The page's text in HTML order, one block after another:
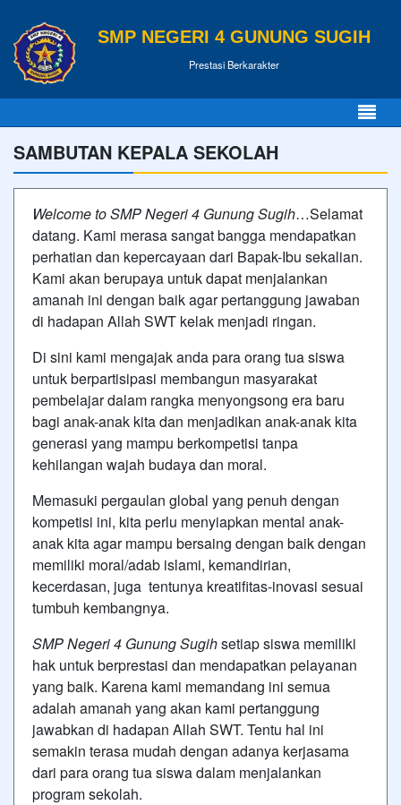
SMP NEGERI 4 GUNUNG SUGIH
Prestasi Berkarakter
SAMBUTAN KEPALA SEKOLAH
Welcome to SMP Negeri 4 Gunung Sugih…Selamat
datang. Kami merasa sangat bangga mendapatkan
perhatian dan kepercayaan dari Bapak-Ibu sekalian.
Kami akan berupaya untuk dapat menjalankan
amanah ini dengan baik agar pertanggung jawaban
di hadapan Allah SWT kelak menjadi ringan.
Di sini kami mengajak anda para orang tua siswa
untuk berpartisipasi membangun masyarakat
pembelajar dalam rangka menyongsong era baru
bagi anak-anak kita dan menjadikan anak-anak kita
generasi yang mampu berkompetisi tanpa
kehilangan wajah budaya dan moral.
Memasuki pergaulan global yang penuh dengan
kompetisi ini, kita perlu menyiapkan mental anak-
anak kita agar mampu bersaing dengan baik dengan
memiliki moral/adab islami, kemandirian,
kecerdasan, juga tentunya kreatifitas-inovasi sesuai
tumbuh kembangnya.
SMP Negeri 4 Gunung Sugihsetiap siswa memiliki
hak untuk berprestasi dan mendapatkan pelayanan
yang baik. Karena kami memandang ini semua
adalah amanah yang akan kami pertanggung
jawabkan di hadapan Allah SWT. Tentu hal ini
semakin terasa mudah dengan adanya kerjasama
dari para orang tua siswa dalam menjalankan
program sekolah.